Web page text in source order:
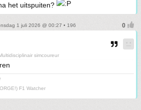
het uitspuiten?
1 juli 2026 @ 00:27 • 196
simcoureur
F1 Watcher